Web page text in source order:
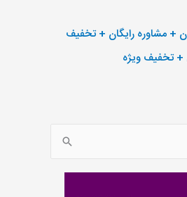
+ مشاوره رایگان + تخفیف
+ تخفیف ویژه